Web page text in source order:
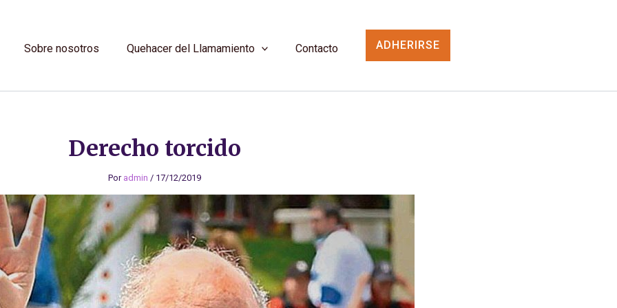
Sobre nosotros Quehacer del Llamamiento Contacto ADHERIRSE
Derecho torcido
Por admin / 17/12/2019